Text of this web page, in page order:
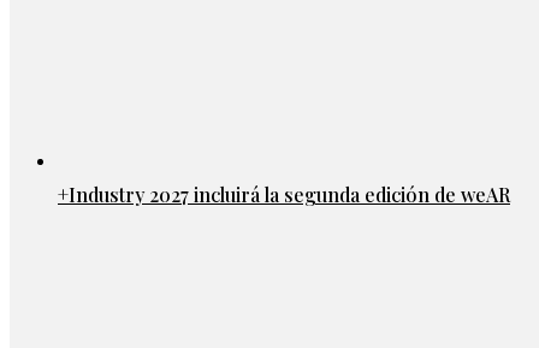
+Industry 2027 incluirá la segunda edición de weAR